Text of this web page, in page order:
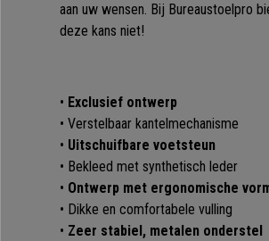
aan uw wensen. Bij Bureaustoelpro
deze kans niet!
• Exclusief ontwerp
• Verstelbaar kantelmechanisme
• Uitschuifbare voetsteun
• Bekleed met synthetisch leder
• Ontwerp met ergonomische
• Dikke en comfortabele vulling
• Zeer stabiel, metalen onderstel